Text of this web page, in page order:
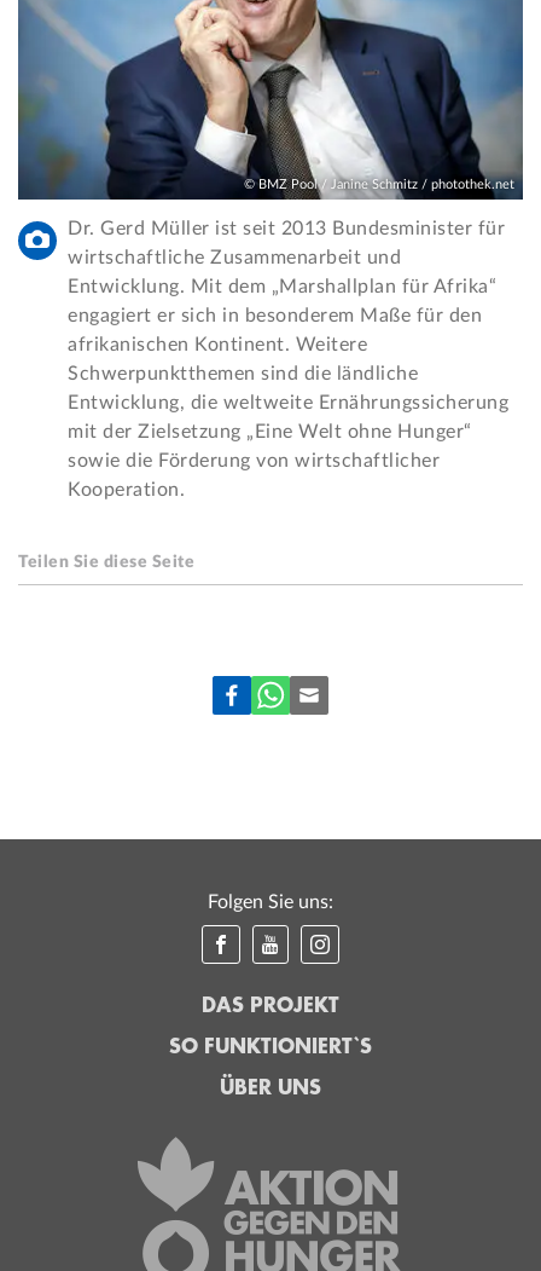
© BMZ Pool / Janine Schmitz / photothek.net
Dr. Gerd Müller ist seit 2013 Bundesminister für
wirtschaftliche Zusammenarbeit und
Entwicklung. Mit dem „Marshallplan für Afrika“
engagiert er sich in besonderem Maße für den
afrikanischen Kontinent. Weitere
Schwerpunktthemen sind die ländliche
Entwicklung, die weltweite Ernährungssicherung
mit der Zielsetzung „Eine Welt ohne Hunger“
sowie die Förderung von wirtschaftlicher
Kooperation.
Teilen Sie diese Seite
Folgen Sie uns:
DAS PROJEKT
SO FUNKTIONIERT`S
ÜBER UNS